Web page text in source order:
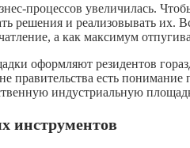
процессов увеличилась.
решения и реализовывать их.
а как максимум
оформляют резидентов
правительства есть
индустриальную
инструментов